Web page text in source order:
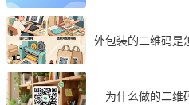
外包装的二维码是
为什么做的二维